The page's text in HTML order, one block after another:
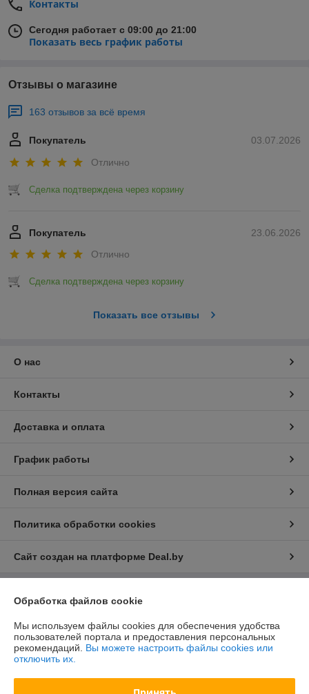
Контакты
Сегодня работает с 09:00 до 21:00
Показать весь график работы
Отзывы о магазине
163 отзывов за всё время
03.07.2026
Покупатель
Отлично
Сделка подтверждена через корзину
23.06.2026
Покупатель
Отлично
Сделка подтверждена через корзину
Показать все отзывы
О нас
Контакты
Доставка и оплата
График работы
Полная версия сайта
Политика обработки cookies
Сайт создан на платформе Deal.by
Информация для покупателя
Юридическое лицо:ООО "БелХайлер"
220024, г. Минск, ул. Стебенева, 2А, оф. 21
Регистрационный номер ЕГР: 193304407
УНП: 193304407
Обработка файлов cookie
Мы используем файлы cookies для обеспечения удобства
пользователей портала и предоставления персональных
рекомендаций. Вы можете настроить файлы cookies или
отключить их.